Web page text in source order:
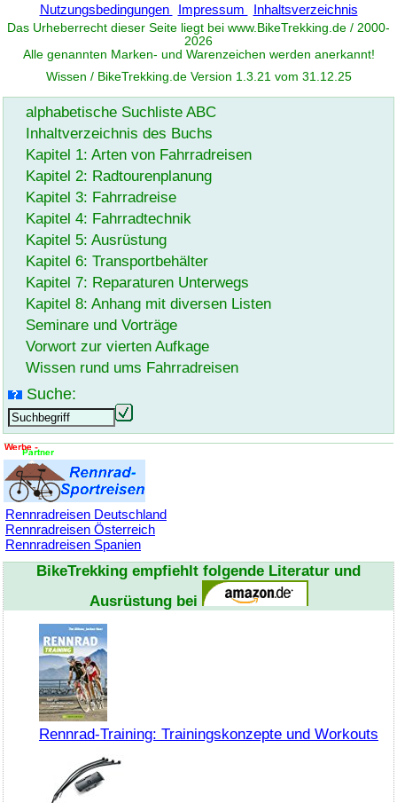
Nutzungsbedingungen Impressum Inhaltsverzeichnis
Das Urheberrecht dieser Seite liegt bei www. BikeTrekking.de / 2000-
2026
Alle genannten Marken- und Warenzeichen werden anerkannt!
Wissen / BikeTrekking.de Version 1.3.21 vom 31.12.25
alphabetische Suchliste ABC
Inhaltverzeichnis des Buchs
Kapitel 1: Arten von Fahrradreisen
Kapitel 2: Radtourenplanung
Kapitel 3: Fahrradreise
Kapitel 4: Fahrradtechnik
Kapitel 5: Ausrüstung
Kapitel 6: Transportbehälter
Kapitel 7: Reparaturen Unterwegs
Kapitel 8: Anhang mit diversen Listen
Seminare und Vorträge
Vorwort zur vierten Aufkage
Wissen rund ums Fahrradreisen
Suche:
Rennradreisen Deutschland
Rennradreisen Österreich
Rennradreisen Spanien
BikeTrekking empfiehlt folgende Literatur und
Ausrüstung bei
Rennrad-Training: Trainingskonzepte und Workouts